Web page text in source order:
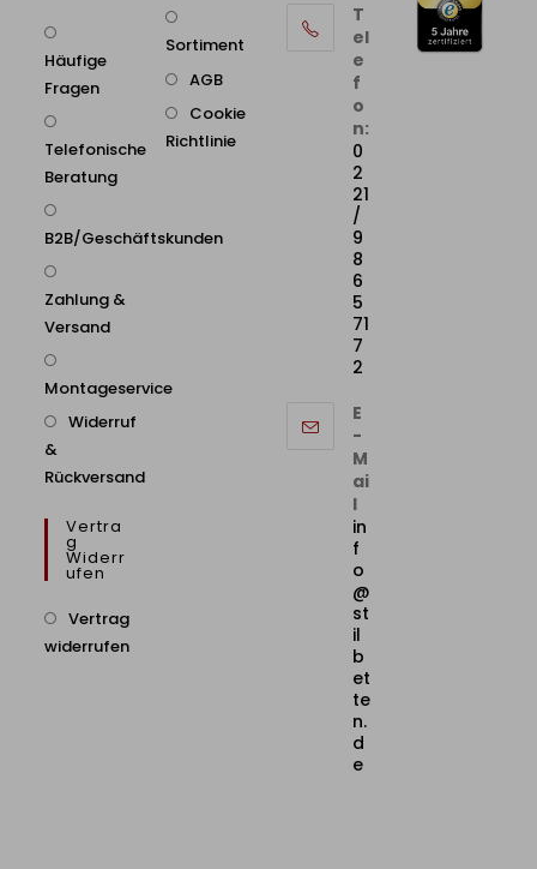
Häufige
Fragen
Telefonische
Beratung
B2B/Geschäftskunden
Zahlung &
Versand
Montageservice
Widerruf
&
Rückversand
Vertra
G
Widerr
Ufen
Vertrag
widerrufen
Sortiment
AGB
Cookie
Richtlinie
T
el
e
f
o
n:
0
2
21
/
9
8
6
5
71
7
2
E
-
M
ai
l
in
f
o
@
st
il
b
et
te
n.
d
e